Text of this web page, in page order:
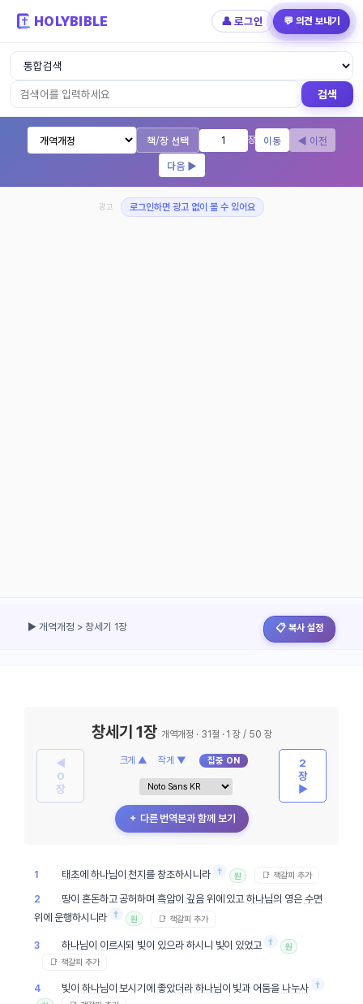
HOLYBIBLE 👤 로그인 💬 의견 보내기
성경읽기 - 개역개정 개역한글 NIV KJV
검색
책/장 선택 장 이동
◀ 이전
다음 ▶
광고 로그인하면 광고 없이 볼 수 있어요
▶ 개역개정 > 창세기 1장 📋 복사 설정
◀
0
장
창세기 1장개역개정 · 31절 · 1 장 / 50 장
크게 ▲ 작게 ▼ 집중 ON
＋ 다른 번역본과 함께 보기
2
장
▶
1 태초에 하나님이천지를 창조하시니라 † 원 📑 책갈피 추가
2 땅이 혼돈하고 공허하며흑암이 깊음위에 있고하나님의 영은 수면
위에 운행하시니라 † 원 📑 책갈피 추가
3 하나님이 이르시되 빛이 있으라 하시니 빛이 있었고 † 원
📑 책갈피 추가
4 빛이 하나님이 보시기에좋았더라 하나님이 빛과 어둠을 나누사 †